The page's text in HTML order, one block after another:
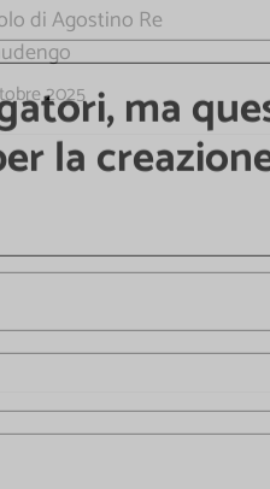
di Agostino Re
2025
ma
la